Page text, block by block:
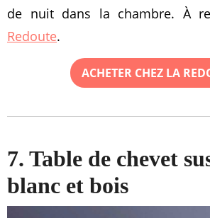
de nuit dans la chambre. À
Redoute.
ACHETER CHEZ LA
7. Table de chevet
blanc et bois